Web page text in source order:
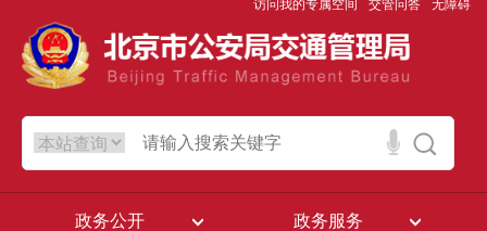
访问我的专属空间 交管问答 无障碍
政务公开 政务服务